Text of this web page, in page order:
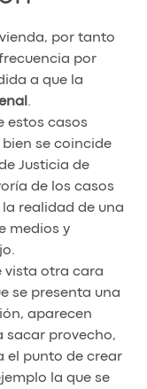
por tanto
por
a que la
estos casos
bien se coincide
Justicia de
de los casos
realidad de una
medios y
vista otra cara
se presenta una
aparecen
sacar provecho,
el punto de crear
la que se